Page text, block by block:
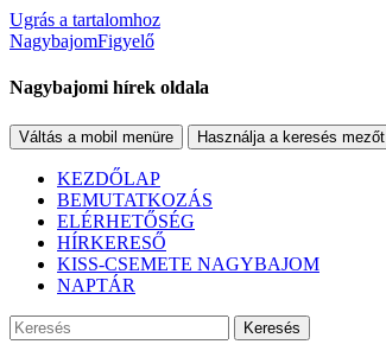
Ugrás a tartalomhoz
NagybajomFigyelő
Nagybajomi hírek oldala
Váltás a mobil menüre Használja a keresés mezőt
KEZDŐLAP
BEMUTATKOZÁS
ELÉRHETŐSÉG
HÍRKERESŐ
KISS-CSEMETE NAGYBAJOM
NAPTÁR
Keresés